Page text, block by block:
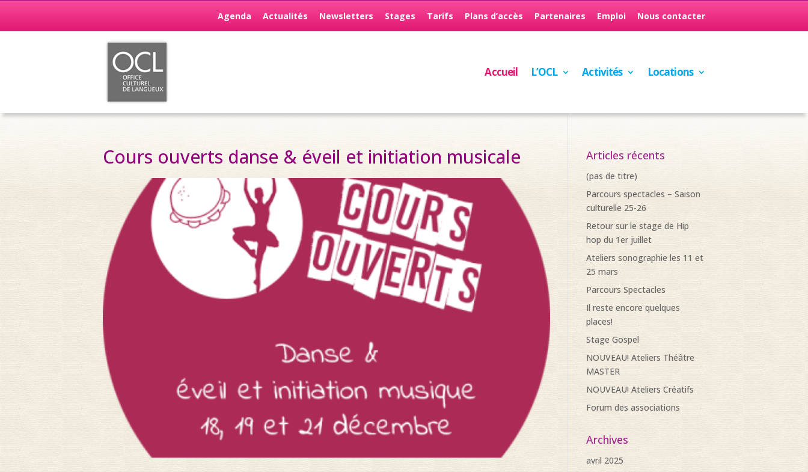
Agenda Actualités Newsletters Stages Tarifs Plans d’accès Partenaires Emploi Nous contacter
Accueil L’OCL Activités Locations
Cours ouverts danse & éveil et initiation musicale Articles récents
(pas de titre)
Parcours spectacles – Saison
culturelle 25-26
Retour sur le stage de Hip
hop du 1er juillet
Ateliers sonographie les 11 et
25 mars
Parcours Spectacles
Il reste encore quelques
places!
Stage Gospel
NOUVEAU! Ateliers Théâtre
MASTER
NOUVEAU! Ateliers Créatifs
Forum des associations
Archives
avril 2025